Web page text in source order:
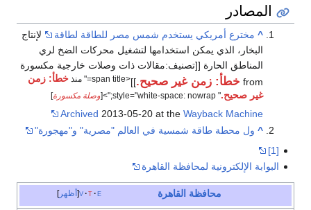
المصادر
^ مخترع أمريكي يستخدم شمس مصر للطاقة لطاقة
لإنتاج
البخار، الذي يمكن استخدامها لتشغيل محركات الضخ لري
المناطق الحارة [[تصنيف:مقالات ذات وصلات خارجية مكسورة
from خطأ: زمن غير صحيح.]]<span title=" منذ
خطأ: زمن
غير صحيح." style="white-space: nowrap;">[ وصلة مكسورة]
Archived 2013-05-20 at theWayback Machine
^ ول محطة طاقة شمسية في العالم "مصرية" و"مهجورة"
[1]
البوابة الإلكترونية لمحافظة القاهرة
أظهر v t e محافظة القاهرة